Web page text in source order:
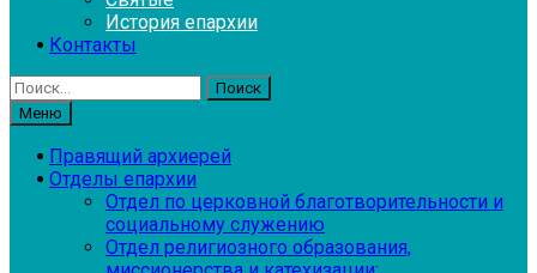
История епархии
Контакты
Найти:
Меню
Правящий архиерей
Отделы епархии
Отдел по церковной благотворительности и
социальному служению
Отдел религиозного образования,